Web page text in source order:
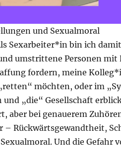
und Sexualmoral
Sexarbeiter*in bin ich damit
umstrittene Personen mit
fordern, meine
möchten, oder im
„die“ Gesellschaft
aber bei genauerem
– Rückwärtsgewandtheit,
Und die Gefahr